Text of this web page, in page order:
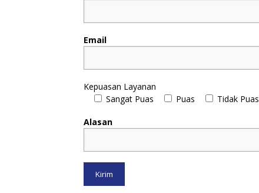
Email
Kepuasan Layanan
Sangat Puas
Puas Tidak Puas
Alasan